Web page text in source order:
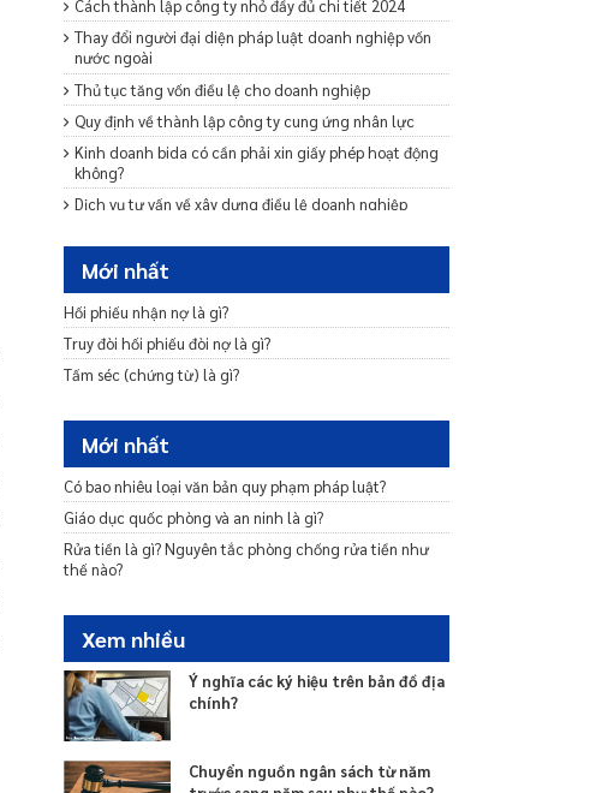
Cách thành lập công ty nhỏ đầy đủ chi tiết 2024
Thay đổi người đại diện pháp luật doanh nghiệp vốn
nước ngoài
Thủ tục tăng vốn điều lệ cho doanh nghiệp
Quy định về thành lập công ty cung ứng nhân lực
Kinh doanh bida có cần phải xin giấy phép hoạt động
không?
Dịch vụ tư vấn về xây dựng điều lệ doanh nghiệp
Mẫu giấy đề nghị dừng thực hiện thủ tục đăng ký
doanh nghiệp
Quy định về giấy phép kinh doanh cà phê mới nhất
2024
Quy định về chuyển đổi loại hình doanh nghiệp mới
Mẫu cam kết bảo lãnh phát hành trái phiếu ra công
chúng
Dịch vụ tư vấn khởi nghiệp – Startup trọn gói uy tín
Tư vấn miễn nhiệm bãi miễn thành viên Ban quản trị
nhà chung cư
Mới nhất
Hối phiếu nhận nợ là gì?
Truy đòi hối phiếu đòi nợ là gì?
Tấm séc (chứng từ) là gì?
Mới nhất
Có bao nhiêu loại văn bản quy phạm pháp luật?
Giáo dục quốc phòng và an ninh là gì?
Rửa tiền là gì? Nguyên tắc phòng chống rửa tiền như
thế nào?
Xem nhiều
Ý nghĩa các ký hiệu trên bản đồ địa
chính?
Chuyển nguồn ngân sách từ năm